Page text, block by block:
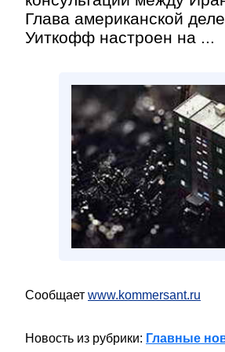
Глава американской
Уиткофф настроен на ...
Сообщает www.kommersant.ru
Новость из рубрики: Главные